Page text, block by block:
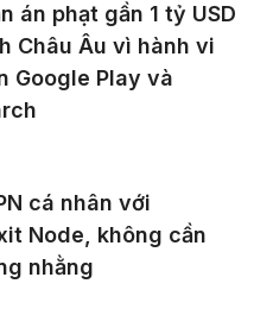
án phạt gần 1 tỷ USD
Châu Âu vì hành vi
Google Play và
cá nhân với
Node, không cần
nhằng